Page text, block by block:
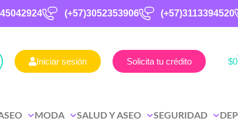
(+57)3052353906 (+57)3113394520
Iniciar sesión Solicita tu crédito $0
MODA SALUD Y ASEO SEGURIDAD